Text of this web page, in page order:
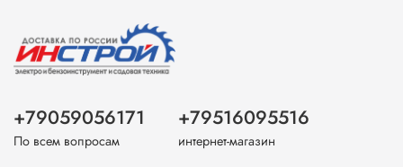
+79059056171
По всем вопросам
+79516095516
интернет-магазин